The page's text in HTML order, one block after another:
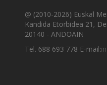
@ (2010-2026) Euskal
Kandida Etorbidea 21,
20140 - ANDOAIN
Tel. 688 693 778 E-mail: